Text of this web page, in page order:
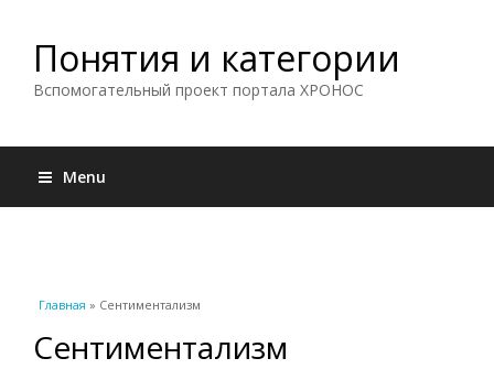
Понятия и категории
Вспомогательный проект портала ХРОНОС
Menu
Вы здесь
Главная » Сентиментализм
Сентиментализм